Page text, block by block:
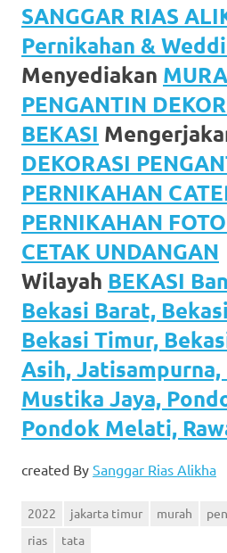
SANGGAR RIAS
Pernikahan &
Menyediakan
PENGANTIN
BEKASI
DEKORASI
PERNIKAHAN
PERNIKAHAN
CETAK UNDANGAN
Wilayah BEKASI
Bekasi Barat,
Bekasi Timur,
Asih,
Mustika Jaya,
Pondok Melati,
created By Sanggar Rias Alikha
2022 jakarta timur murah
rias
tata